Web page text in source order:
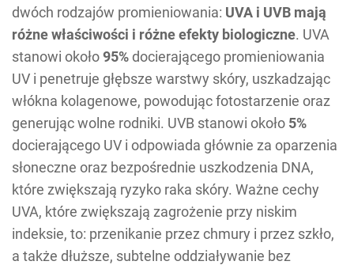
dwóch rodzajów promieniowania: UVA i UVB mają
różne właściwości i różne efekty biologiczne. UVA
stanowi około95% docierającego promieniowania
UV i penetruje głębsze warstwy skóry, uszkadzając
włókna kolagenowe, powodując fotostarzenie oraz
generując wolne rodniki. UVB stanowi około 5%
docierającego UV i odpowiada głównie za oparzenia
słoneczne oraz bezpośrednie uszkodzenia DNA,
które zwiększają ryzyko raka skóry. Ważne cechy
UVA, które zwiększają zagrożenie przy niskim
indeksie, to: przenikanie przez chmury i przez szkło,
a także dłuższe, subtelne oddziaływanie bez